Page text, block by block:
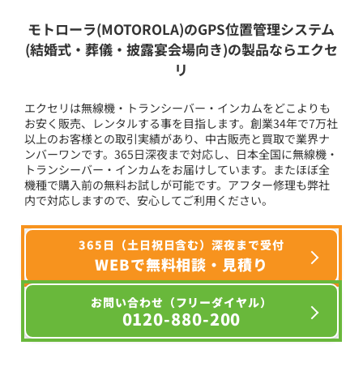
モトローラ(MOTOROLA)のGPS位置管理システム
(結婚式・葬儀・披露宴会場向き)の製品ならエクセ
リ
エクセリは無線機・トランシーバー・インカムをどこよりも
お安く販売、レンタルする事を目指します。創業34年で7万社
以上のお客様との取引実績があり、中古販売と買取で業界ナ
ンバーワンです。365日深夜まで対応し、日本全国に無線機・
トランシーバー・インカムをお届けしています。またほぼ全
機種で購入前の無料お試しが可能です。アフター修理も弊社
内で対応しますので、安心してご利用ください。
365日（土日祝日含む）深夜まで受付
WEBで無料相談・見積り
お問い合わせ（フリーダイヤル）
0120-880-200